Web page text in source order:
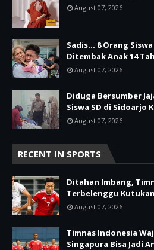
August 07, 2026
Sadis… 8 Orang
Ditembak Anak 14
August 07, 2026
Diduga Bersumber
Siswa SD di Sidoarjo
August 07, 2026
RECENT IN SPORTS
Ditahan Imbang,
Terbelenggu Kutukan
August 07, 2026
Timnas Indonesia
Singapura Bisa Jadi